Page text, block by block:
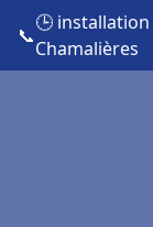
📞
🕒
Chamalières